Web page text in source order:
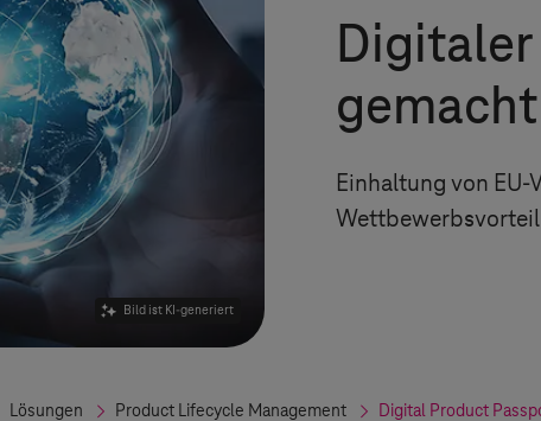
Bild ist KI-generiert
gemacht
Einhaltung von
Wettbewerbsvorteil
Lösungen Product Lifecycle Management Digital Product